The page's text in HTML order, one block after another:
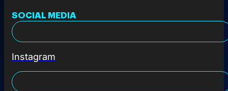
SOCIAL MEDIA
Instagram